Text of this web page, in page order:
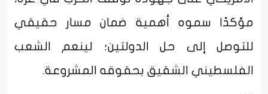
مؤكدًا سموه أهمية ضمان مسار حقيقي
للتوصل إلى حل الدولتين؛ لينعم الشعب
الفلسطيني الشقيق بحقوقه المشروعة.